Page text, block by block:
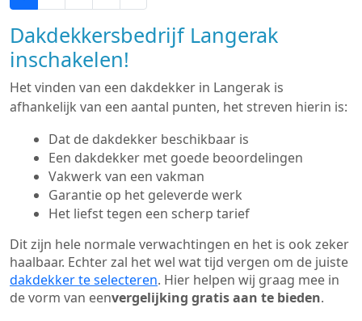
Dakdekkersbedrijf Langerak
inschakelen!
Het vinden van een dakdekker in Langerak is
afhankelijk van een aantal punten, het streven hierin is:
Dat de dakdekker beschikbaar is
Een dakdekker met goede beoordelingen
Vakwerk van een vakman
Garantie op het geleverde werk
Het liefst tegen een scherp tarief
Dit zijn hele normale verwachtingen en het is ook zeker
haalbaar. Echter zal het wel wat tijd vergen om de juiste
dakdekker te selecteren. Hier helpen wij graag mee in
de vorm van eenvergelijking gratis aan te bieden.